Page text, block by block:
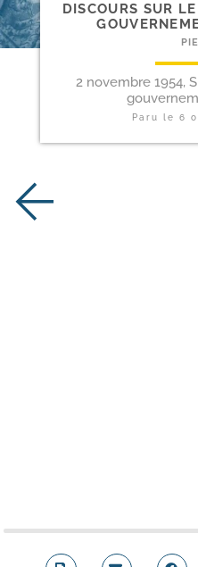
DISCOURS SUR
2 novembre 1954,
Paru le 6